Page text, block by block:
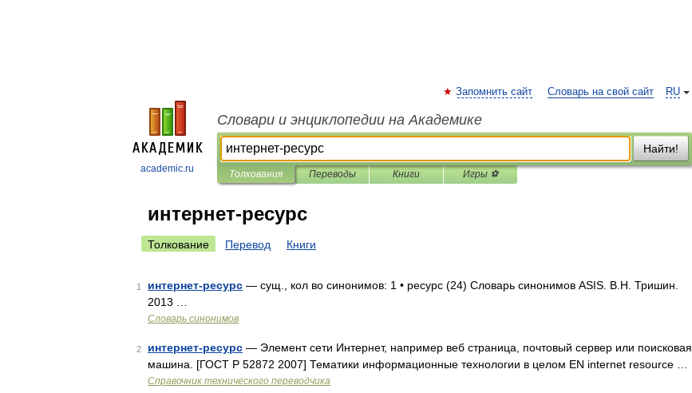
academic.ru
RU
Запомнить сайт Словарь на свой сайт
Словари и энциклопедии на Академике
Найти!
Толкования Переводы Книги Игры ⚽
интернет-ресурс
Толкование Перевод Книги
1 интернет-ресурс — сущ., кол во синонимов: 1 • ресурс (24) Словарь синонимов ASIS. В.Н. Тришин.
2013 …
Словарь синонимов
2 интернет-ресурс — Элемент сети Интернет, например веб страница, почтовый сервер или поисковая
машина. [ГОСТ Р 52872 2007] Тематики информационные технологии в целом EN internet resource …
Справочник технического переводчика